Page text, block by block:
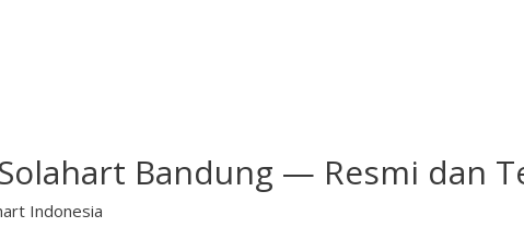
Bandung — Resmi dan
Indonesia